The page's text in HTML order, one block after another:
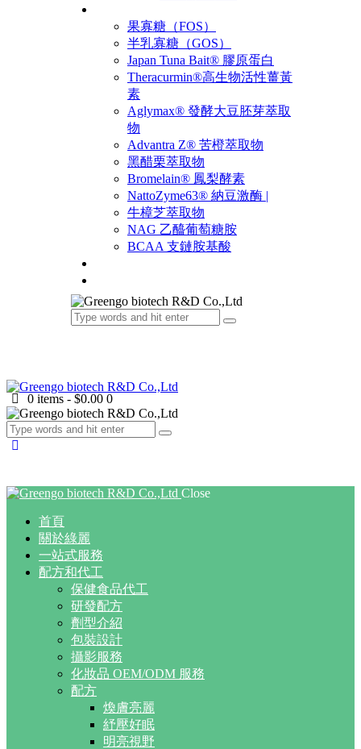
果寡糖（FOS）
半乳寡糖（GOS）
Japan Tuna Bait® 膠原蛋白
Theracurmin®高生物活性薑黃
素
Aglymax® 發酵大豆胚芽萃取
物
Advantra Z® 苦橙萃取物
黑醋栗萃取物
Bromelain® 鳳梨酵素
NattoZyme63® 納豆激酶 |
牛樟芝萃取物
NAG 乙醯葡萄糖胺
BCAA 支鏈胺基酸
0 items - $0.00 0
Close
首頁
關於綠麗
一站式服務
配方和代工
保健食品代工
研發配方
劑型介紹
包裝設計
攝影服務
化妝品 OEM/ODM 服務
配方
煥膚亮麗
紓壓好眠
明亮視野